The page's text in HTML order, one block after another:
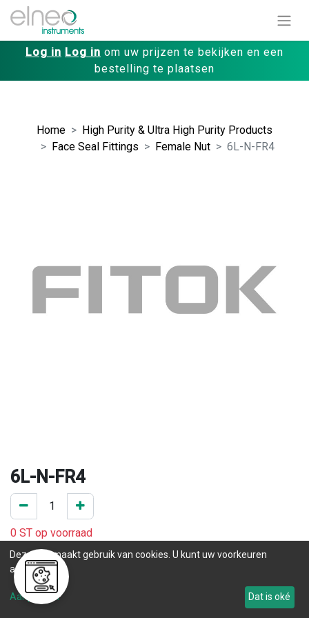
Log in Log in om uw prijzen te bekijken en een
bestelling te plaatsen
Home
High Purity & Ultra High Purity Products
Face Seal Fittings
Female Nut 6L-N-FR4
6L-N-FR4
0 ST op voorraad
.
Levertijd
Tot 179
Deze site maakt gebruik van cookies. U kunt uw voorkeuren
aanpassen.
Aanpassen Dat is oké